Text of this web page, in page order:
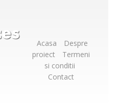
Acasa
Despre
proiect
Termeni
si conditii
Contact